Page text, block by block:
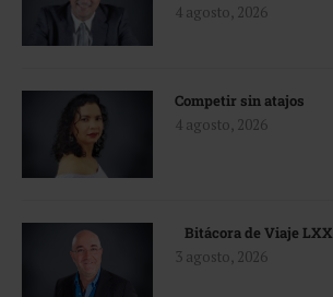
4 agosto, 2026
Competir sin atajos
4 agosto, 2026
Bitácora de Viaje LXX
3 agosto, 2026